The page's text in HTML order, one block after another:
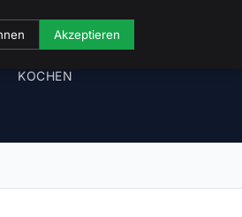
KOCHEN
Akzeptieren